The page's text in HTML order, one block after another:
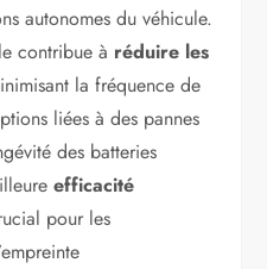
autonomes du véhicule.
contribue à réduire les
la fréquence de
liées à des pannes
des batteries
efficacité
pour les